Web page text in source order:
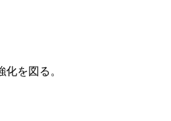
を図る。